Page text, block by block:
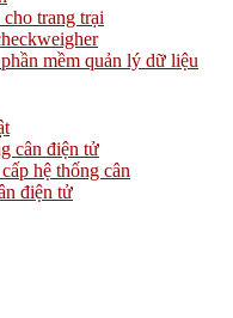
trang trại
mềm quản lý dữ liệu
cân điện tử
hệ thống cân
điện tử